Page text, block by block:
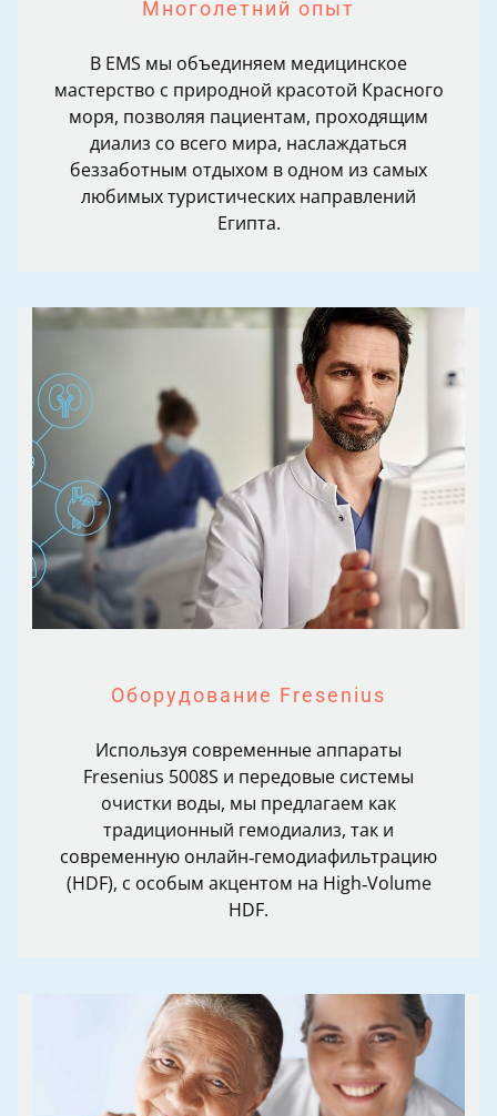
Многолетний опыт
В EMS мы объединяем медицинское
мастерство с природной красотой Красного
моря, позволяя пациентам, проходящим
диализ со всего мира, наслаждаться
беззаботным отдыхом в одном из самых
любимых туристических направлений
Египта.
Оборудование Fresenius
Используя современные аппараты
Fresenius 5008S и передовые системы
очистки воды, мы предлагаем как
традиционный гемодиализ, так и
современную онлайн‑гемодиафильтрацию
(HDF), с особым акцентом на High‑Volume
HDF.